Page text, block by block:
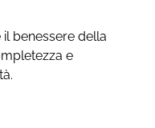
benessere della
e